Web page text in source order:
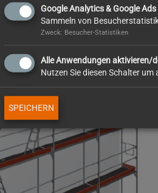
Google Analytics & Google
Sammeln von
Zweck: Besucher-Statistiken
Alle Anwendungen aktivieren/
Nutzen Sie diesen Schalter
SPEICHERN